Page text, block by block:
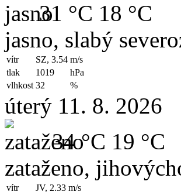
31 °C 18 °C
jasno, slabý
vítr SZ, 3.54 m/s
tlak
1019
hPa
vlhkost 32 %
úterý 11. 8. 2026
34 °C 19 °C
zataženo,
vítr JV, 2.33 m/s